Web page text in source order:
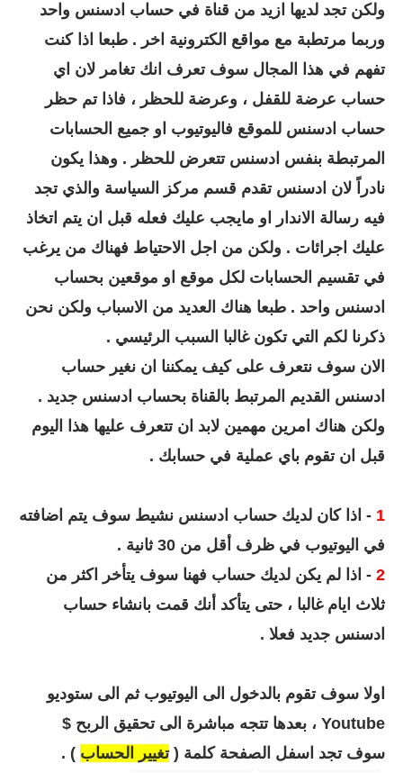
ولكن تجد لديها ازيد من قناة في حساب ادسنس واحد
وربما مرتطبة مع مواقع الكترونية اخر . طبعا اذا كنت
تفهم في هذا المجال سوف تعرف انك تغامر لان اي
حساب عرضة للقفل ، وعرضة للحظر ، فاذا تم حظر
حساب ادسنس للموقع فاليوتيوب او جميع الحسابات
المرتبطة بنفس ادسنس تتعرض للحظر . وهذا يكون
نادراً لان ادسنس تقدم قسم مركز السياسة والذي تجد
فيه رسالة الاندار او مايجب عليك فعله قبل ان يتم اتخاذ
عليك اجرائات . ولكن من اجل الاحتياط فهناك من يرغب
في تقسيم الحسابات لكل موقع او موقعين بحساب
ادسنس واحد . طبعا هناك العديد من الاسباب ولكن نحن
ذكرنا لكم التي تكون غالبا السبب الرئيسي .
الان سوف نتعرف على كيف يمكننا ان نغير حساب
ادسنس القديم المرتبط بالقناة بحساب ادسنس جديد .
ولكن هناك امرين مهمين لابد ان تتعرف عليها هذا اليوم
قبل ان تقوم باي عملية في حسابك .
1 - اذا كان لديك حساب ادسنس نشيط سوف يتم اضافته
في اليوتيوب في ظرف أقل من 30 ثانية .
2 - اذا لم يكن لديك حساب فهنا سوف يتأخر اكثر من
ثلاث ايام غالبا ، حتى يتأكد أنك قمت بانشاء حساب
ادسنس جديد فعلا .
اولا سوف تقوم بالدخول الى اليوتيوب ثم الى ستوديو
Youtube ، بعدها تتجه مباشرة الى تحقيق الربح $
سوف تجد اسفل الصفحة كلمة (تغيير الحساب ) .